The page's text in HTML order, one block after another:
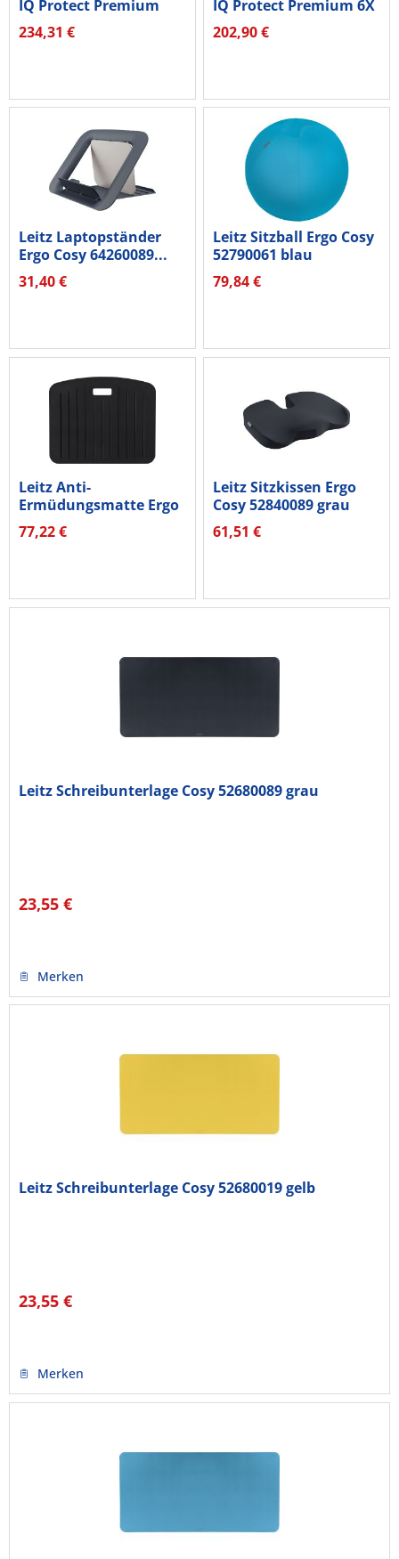
IQ Protect Premium
10X P4...
234,31 €
IQ Protect Premium 6X
P4...
202,90 €
Leitz Laptopständer
Ergo Cosy 64260089...
31,40 €
Leitz Sitzball Ergo Cosy
52790061 blau
79,84 €
Leitz Anti-
Ermüdungsmatte Ergo
Cosy 53690089...
77,22 €
Leitz Sitzkissen Ergo
Cosy 52840089 grau
61,51 €
Leitz Schreibunterlage Cosy 52680089 grau
23,55 €
Merken
Leitz Schreibunterlage Cosy 52680019 gelb
23,55 €
Merken